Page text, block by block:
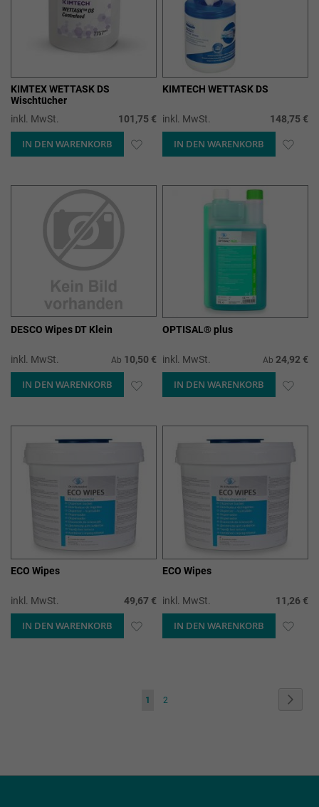
KIMTEX WETTASK DS
Wischtücher
inkl. MwSt.
101,75 €
IN DEN WARENKORB ZUR
KIMTECH WETTASK DS
inkl. MwSt. 148,75 €
IN DEN WARENKORB ZUR
DESCO Wipes DT Klein
inkl. MwSt. Ab 10,50 €
IN DEN WARENKORB ZUR
OPTISAL® plus
inkl. MwSt. Ab 24,92 €
IN DEN WARENKORB ZUR
ECO Wipes
inkl. MwSt. 49,67 €
IN DEN WARENKORB ZUR
ECO Wipes
inkl. MwSt. 11,26 €
IN DEN WARENKORB ZUR
Seite
Sie
1 Seite
2